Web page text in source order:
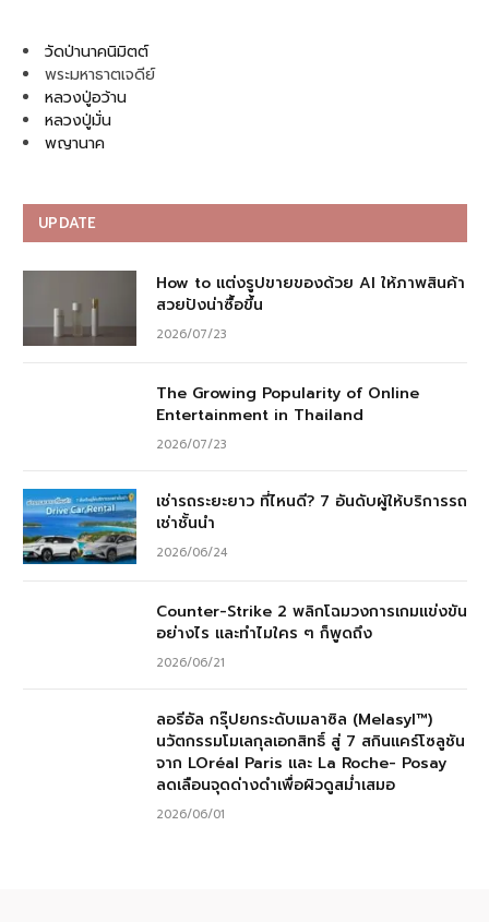
วัดป่านาคนิมิตต์
พระมหาธาตเจดีย์
หลวงปู่อว้าน
หลวงปู่มั่น
พญานาค
UPDATE
How to แต่งรูปขายของด้วย AI ให้ภาพสินค้า
สวยปังน่าซื้อขึ้น
2026/07/23
The Growing Popularity of Online
Entertainment in Thailand
2026/07/23
เช่ารถระยะยาว ที่ไหนดี? 7 อันดับผู้ให้บริการรถ
เช่าชั้นนำ
2026/06/24
Counter-Strike 2 พลิกโฉมวงการเกมแข่งขัน
อย่างไร และทำไมใคร ๆ ก็พูดถึง
2026/06/21
ลอรีอัล กรุ๊ปยกระดับเมลาซิล (Melasyl™)
นวัตกรรมโมเลกุลเอกสิทธิ์ สู่ 7 สกินแคร์โซลูชัน
จาก LOréal Paris และ La Roche- Posay
ลดเลือนจุดด่างดำเพื่อผิวดูสม่ำเสมอ
2026/06/01